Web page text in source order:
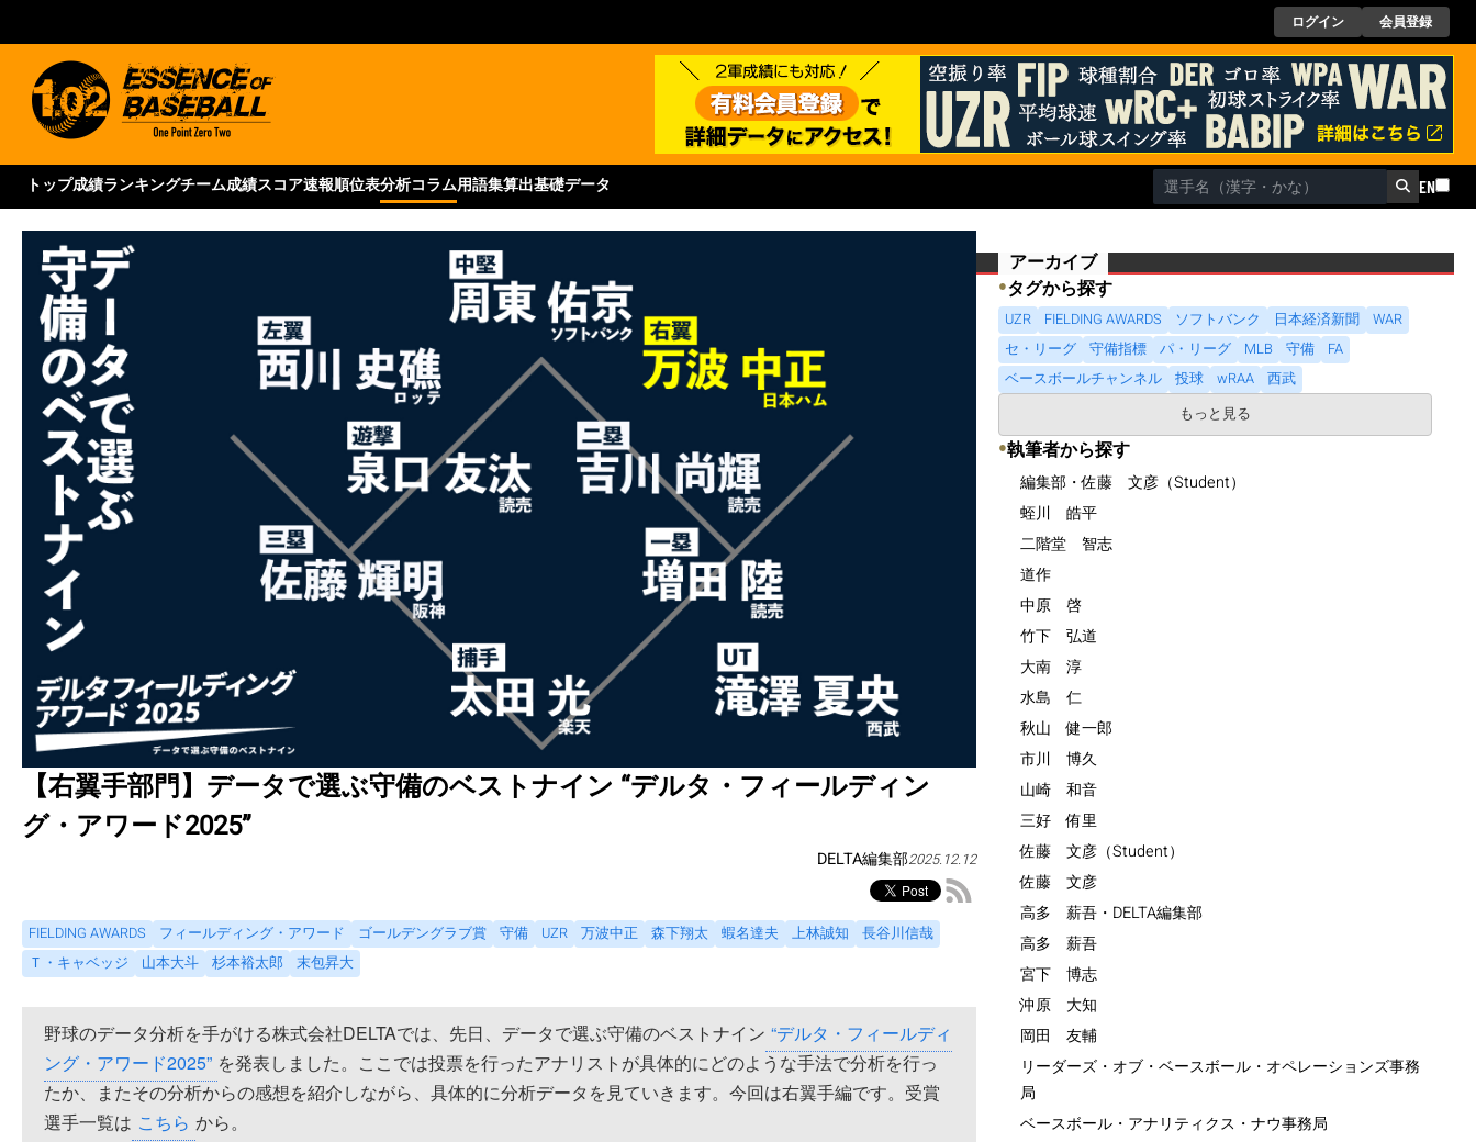
ログイン 会員登録
トップ成績ランキングチーム成績スコア速報順位表分析コラム用語集算出基礎データ EN
【右翼手部門】データで選ぶ守備のベストナイン “デルタ・フィールディン
グ・アワード2025”
DELTA編集部2025.12.12
FIELDING AWARDS フィールディング・アワード ゴールデングラブ賞 守備 UZR 万波中正 森下翔太 蝦名達夫 上林誠知
長谷川信哉
Ｔ・キャベッジ
山本大斗 杉本裕太郎 末包昇大
野球のデータ分析を手がける株式会社DELTAでは、先日、データで選ぶ守備のベストナイン “デルタ・フィールディ
ング・アワード2025” を発表しました。ここでは投票を行ったアナリストが具体的にどのような手法で分析を行っ
たか、またその分析からの感想を紹介しながら、具体的に分析データを見ていきます。今回は右翼手編です。受賞
選手一覧は こちら から。
アーカイブ
●タグから探す
UZR FIELDING AWARDS ソフトバンク 日本経済新聞
WAR
セ・リーグ
守備指標 パ・リーグ MLB 守備
FA
ベースボールチャンネル
投球 wRAA
西武
もっと見る
●執筆者から探す
編集部・佐藤 文彦（Student）
蛭川 皓平
二階堂 智志
道作
中原 啓
竹下 弘道
大南 淳
水島 仁
秋山 健一郎
市川 博久
山崎 和音
三好 侑里
佐藤 文彦（Student）
佐藤 文彦
高多 薪吾・DELTA編集部
高多 薪吾
宮下 博志
沖原 大知
岡田 友輔
リーダーズ・オブ・ベースボール・オペレーションズ事務
局
ベースボール・アナリティクス・ナウ事務局